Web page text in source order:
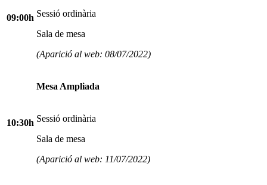
09:00h Sessió ordinària
Sala de mesa
(Aparició al web: 08/07/2022)
10:30h
Mesa Ampliada
Sessió ordinària
Sala de mesa
(Aparició al web: 11/07/2022)